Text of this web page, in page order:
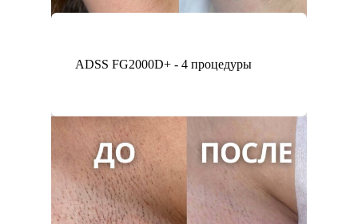
ADSS FG2000D+ - 4 процедуры